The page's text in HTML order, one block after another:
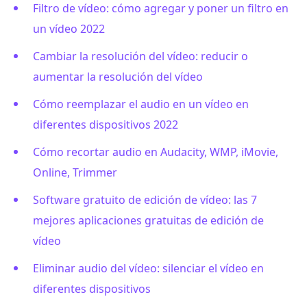
Filtro de vídeo: cómo agregar y poner un filtro en
un vídeo 2022
Cambiar la resolución del vídeo: reducir o
aumentar la resolución del vídeo
Cómo reemplazar el audio en un vídeo en
diferentes dispositivos 2022
Cómo recortar audio en Audacity, WMP, iMovie,
Online, Trimmer
Software gratuito de edición de vídeo: las 7
mejores aplicaciones gratuitas de edición de
vídeo
Eliminar audio del vídeo: silenciar el vídeo en
diferentes dispositivos